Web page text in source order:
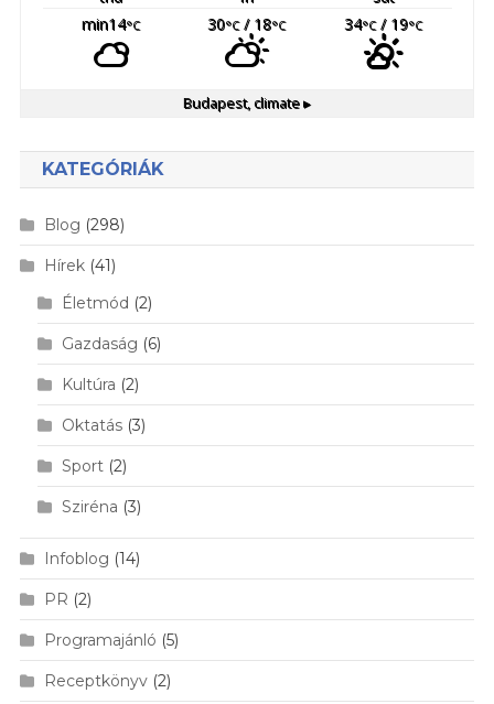
min14°C 30°C/ 18°C 34°C/ 19°C
Budapest,climate ▸
KATEGÓRIÁK
Blog (298)
Hírek(41)
Életmód (2)
Gazdaság (6)
Kultúra (2)
Oktatás(3)
Sport(2)
Sziréna (3)
Infoblog (14)
PR (2)
Programajánló (5)
Receptkönyv(2)